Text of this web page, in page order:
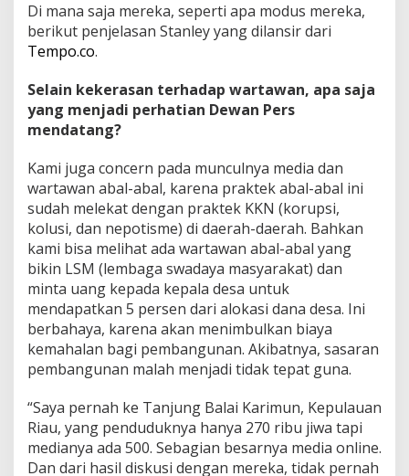
Di mana saja mereka, seperti apa modus mereka,
berikut penjelasan Stanley yang dilansir dari
Tempo.co.
Selain kekerasan terhadap wartawan, apa saja
yang menjadi perhatian Dewan Pers
mendatang?
Kami juga concern pada munculnya media dan
wartawan abal-abal, karena praktek abal-abal ini
sudah melekat dengan praktek KKN (korupsi,
kolusi, dan nepotisme) di daerah-daerah. Bahkan
kami bisa melihat ada wartawan abal-abal yang
bikin LSM (lembaga swadaya masyarakat) dan
minta uang kepada kepala desa untuk
mendapatkan 5 persen dari alokasi dana desa. Ini
berbahaya, karena akan menimbulkan biaya
kemahalan bagi pembangunan. Akibatnya, sasaran
pembangunan malah menjadi tidak tepat guna.
“Saya pernah ke Tanjung Balai Karimun, Kepulauan
Riau, yang penduduknya hanya 270 ribu jiwa tapi
medianya ada 500. Sebagian besarnya media online.
Dan dari hasil diskusi dengan mereka, tidak pernah